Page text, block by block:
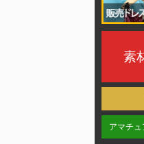
素
アマチ